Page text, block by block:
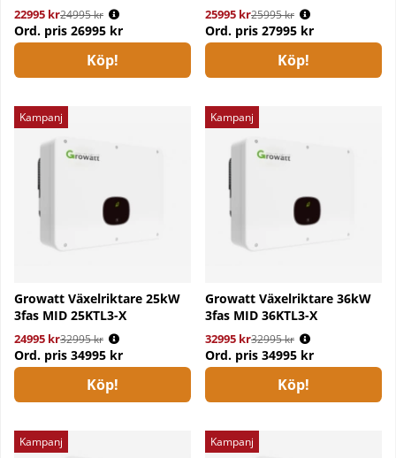
22995 kr
Ordinarie pris:
24995 kr
Ord. pris 26995 kr
Köp!
25995 kr
Ordinarie pris:
25995 kr
Ord. pris 27995 kr
Köp!
Kampanj
Growatt Växelriktare 25kW
3fas MID 25KTL3-X
24995 kr
Ordinarie pris:
32995 kr
Ord. pris 34995 kr
Köp!
Kampanj
Growatt Växelriktare 36kW
3fas MID 36KTL3-X
32995 kr
Ordinarie pris:
32995 kr
Ord. pris 34995 kr
Köp!
Kampanj Kampanj